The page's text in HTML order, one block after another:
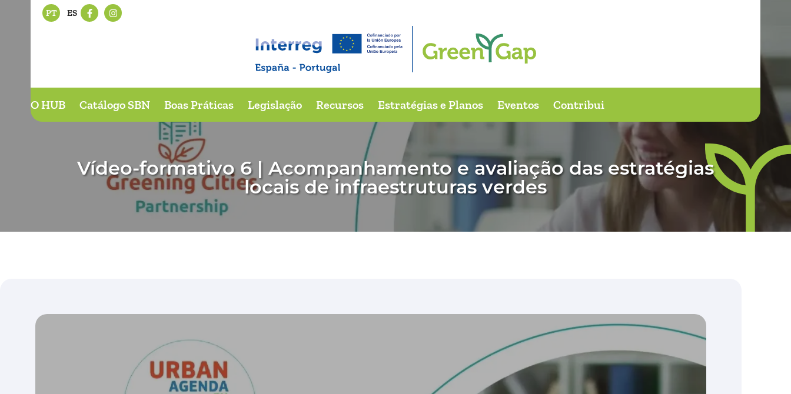
PT ES
O HUB Catálogo SBN Boas Práticas Legislação Recursos Estratégias e Planos Eventos Contribui
Vídeo-formativo 6 | Acompanhamento e avaliação das estratégias
locais de infraestruturas verdes